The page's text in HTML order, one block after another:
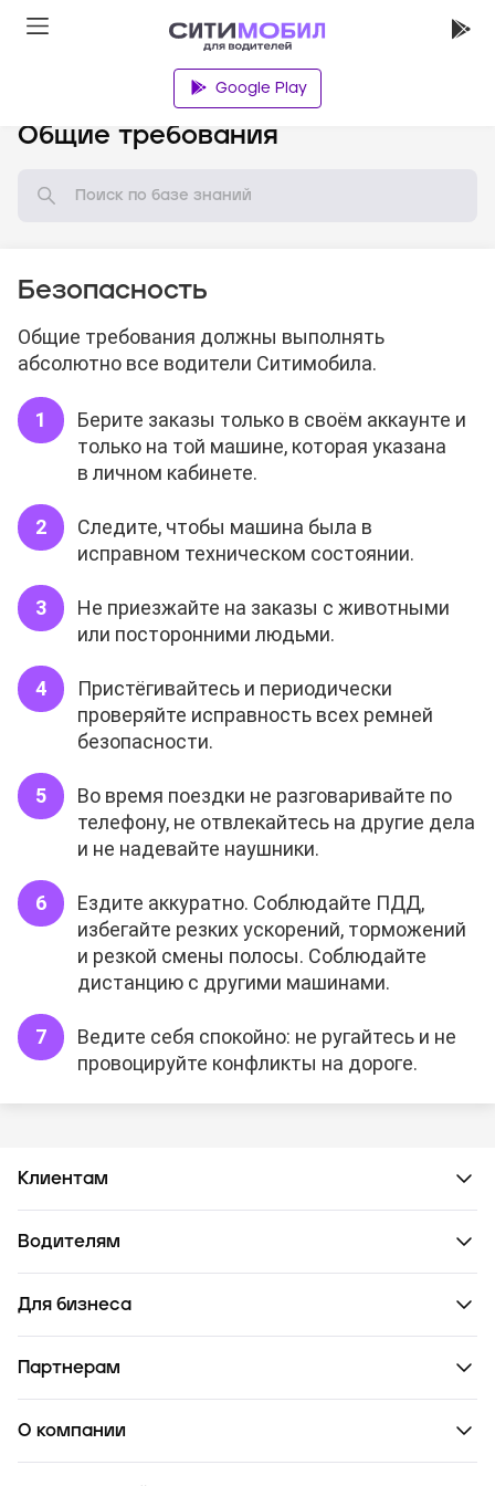
Google Play
Общие требования
Безопасность
Общие требования должны выполнять
абсолютно все водители Ситимобила.
Берите заказы только в своём аккаунте и
только на той машине, которая указана
в личном кабинете.
Следите, чтобы машина была в
исправном техническом состоянии.
Не приезжайте на заказы с животными
или посторонними людьми.
Пристёгивайтесь и периодически
проверяйте исправность всех ремней
безопасности.
Во время поездки не разговаривайте по
телефону, не отвлекайтесь на другие дела
и не надевайте наушники.
Ездите аккуратно. Соблюдайте ПДД,
избегайте резких ускорений, торможений
и резкой смены полосы. Соблюдайте
дистанцию с другими машинами.
Ведите себя спокойно: не ругайтесь и не
провоцируйте конфликты на дороге.
Клиентам
Водителям
Для бизнеса
Партнерам
О компании